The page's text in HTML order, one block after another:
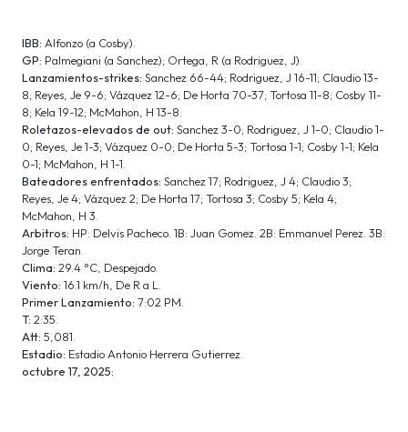
IBB: Alfonzo (a Cosby).
GP: Palmegiani (a Sanchez); Ortega, R (a Rodriguez, J).
Lanzamientos-strikes: Sanchez 66-44; Rodriguez, J 16-11; Claudio 13-
8; Reyes, Je 9-6; Vázquez 12-6; De Horta 70-37; Tortosa 11-8; Cosby 11-
8; Kela 19-12; McMahon, H 13-8.
Roletazos-elevados de out: Sanchez 3-0; Rodriguez, J 1-0; Claudio 1-
0; Reyes, Je 1-3; Vázquez 0-0; De Horta 5-3; Tortosa 1-1; Cosby 1-1; Kela
0-1; McMahon, H 1-1.
Bateadores enfrentados: Sanchez 17; Rodriguez, J 4; Claudio 3;
Reyes, Je 4; Vázquez 2; De Horta 17; Tortosa 3; Cosby 5; Kela 4;
McMahon, H 3.
Arbitros: HP: Delvis Pacheco. 1B: Juan Gomez. 2B: Emmanuel Perez. 3B:
Jorge Teran.
Clima: 29.4 °C, Despejado.
Viento: 16.1 km/h, De R a L.
Primer Lanzamiento: 7:02 PM.
T: 2:35.
Att: 5,081.
Estadio: Estadio Antonio Herrera Gutierrez.
octubre 17, 2025: